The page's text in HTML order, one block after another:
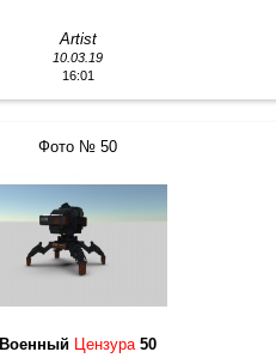
Artist
10.03.19
16:01
Фото № 50
Военный Цензура50